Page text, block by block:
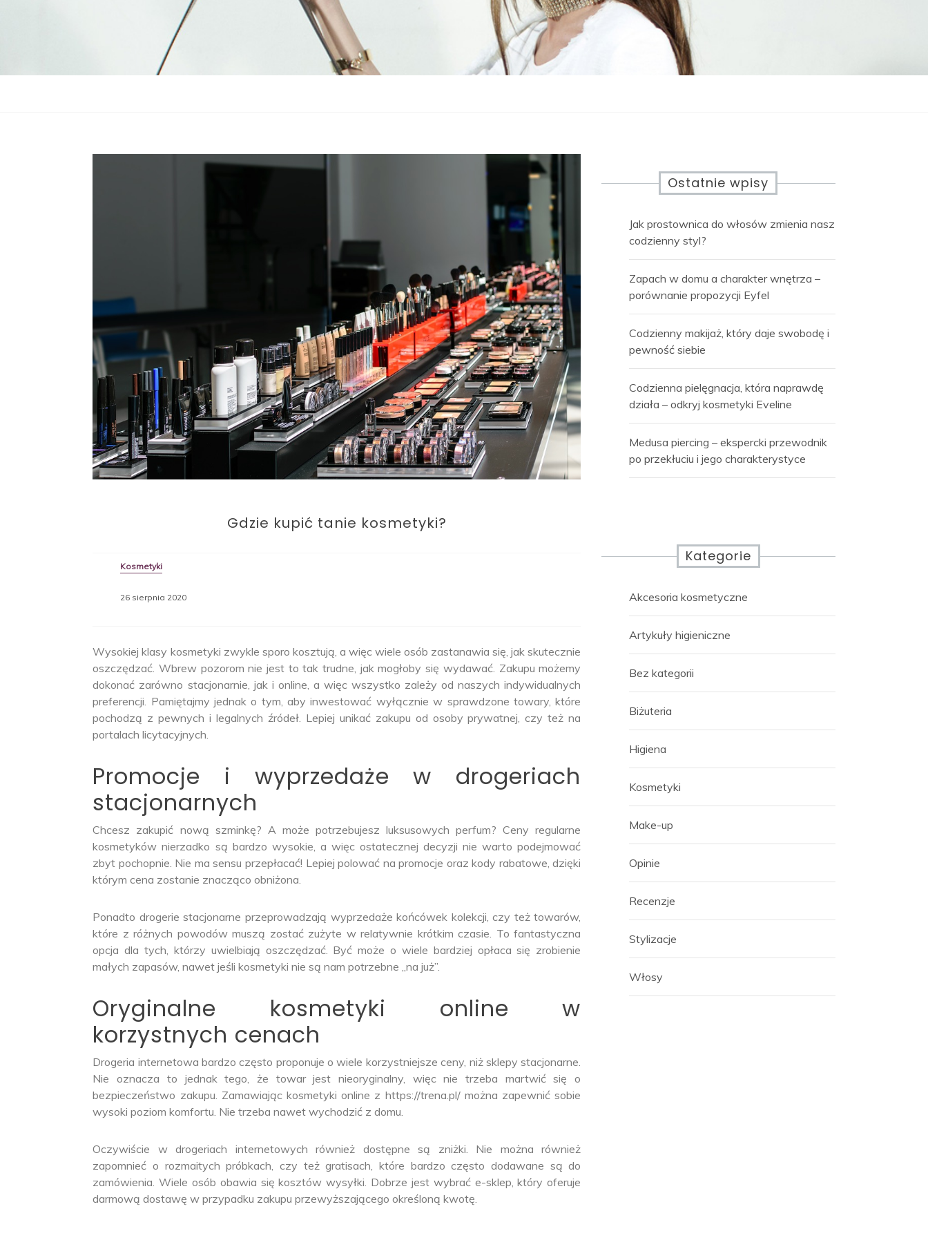
Gdzie kupić tanie kosmetyki?
Kosmetyki
26 sierpnia 2020
Wysokiej klasy kosmetyki zwykle sporo kosztują, a więc wiele osób zastanawia się, jak skutecznie
oszczędzać. Wbrew pozorom nie jest to tak trudne, jak mogłoby się wydawać. Zakupu możemy
dokonać zarówno stacjonarnie, jak i online, a więc wszystko zależy od naszych indywidualnych
preferencji. Pamiętajmy jednak o tym, aby inwestować wyłącznie w sprawdzone towary, które
pochodzą z pewnych i legalnych źródeł. Lepiej unikać zakupu od osoby prywatnej, czy też na
portalach licytacyjnych.
Promocje i wyprzedaże w drogeriach
stacjonarnych
Chcesz zakupić nową szminkę? A może potrzebujesz luksusowych perfum? Ceny regularne
kosmetyków nierzadko są bardzo wysokie, a więc ostatecznej decyzji nie warto podejmować
zbyt pochopnie. Nie ma sensu przepłacać! Lepiej polować na promocje oraz kody rabatowe, dzięki
którym cena zostanie znacząco obniżona.
Ponadto drogerie stacjonarne przeprowadzają wyprzedaże końcówek kolekcji, czy też towarów,
które z różnych powodów muszą zostać zużyte w relatywnie krótkim czasie. To fantastyczna
opcja dla tych, którzy uwielbiają oszczędzać. Być może o wiele bardziej opłaca się zrobienie
małych zapasów, nawet jeśli kosmetyki nie są nam potrzebne „na już”.
Oryginalne kosmetyki online w
korzystnych cenach
Drogeria internetowa bardzo często proponuje o wiele korzystniejsze ceny, niż sklepy stacjonarne.
Nie oznacza to jednak tego, że towar jest nieoryginalny, więc nie trzeba martwić się o
bezpieczeństwo zakupu. Zamawiając kosmetyki online z https://trena.pl/ można zapewnić sobie
wysoki poziom komfortu. Nie trzeba nawet wychodzić z domu.
Oczywiście w drogeriach internetowych również dostępne są zniżki. Nie można również
zapomnieć o rozmaitych próbkach, czy też gratisach, które bardzo często dodawane są do
zamówienia. Wiele osób obawia się kosztów wysyłki. Dobrze jest wybrać e-sklep, który oferuje
darmową dostawę w przypadku zakupu przewyższającego określoną kwotę.
Ostatnie wpisy
Jak prostownica do włosów zmienia nasz
codzienny styl?
Zapach w domu a charakter wnętrza –
porównanie propozycji Eyfel
Codzienny makijaż, który daje swobodę i
pewność siebie
Codzienna pielęgnacja, która naprawdę
działa – odkryj kosmetyki Eveline
Medusa piercing – ekspercki przewodnik
po przekłuciu i jego charakterystyce
Kategorie
Akcesoria kosmetyczne
Artykuły higieniczne
Bez kategorii
Biżuteria
Higiena
Kosmetyki
Make-up
Opinie
Recenzje
Stylizacje
Włosy